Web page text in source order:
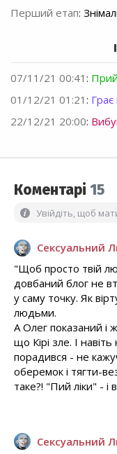
Перший етап:
07/11/21 00:41 :
01/12/21 01:21 : Грає
22/12/21 20:00:
Коментарі 15
Увійдіть, щоб
Сексуальний
"Щоб просто твій
довбаний блог не
у саму точку. Як
людьми.
А Олег показаний і
що Кірі зле. І
порадився - не
оберемок і тягти-
таке?! "Пий ліки" - і
Сексуальний